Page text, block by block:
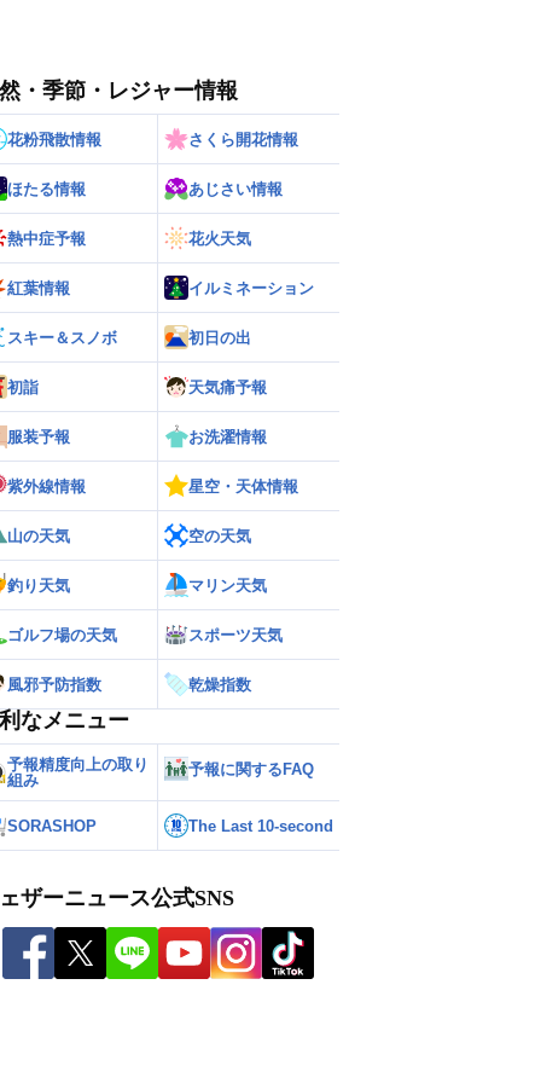
・季節・レジャー情報
花粉飛散情報 さくら開花情報
ほたる情報 あじさい情報
熱中症予報 花火天気
紅葉情報 イルミネーション
スキー＆スノボ 初日の出
初詣 天気痛予報
服装予報 お洗濯情報
紫外線情報 星空・天体情報
山の天気 空の天気
釣り天気 マリン天気
ゴルフ場の天気 スポーツ天気
風邪予防指数 乾燥指数
なメニュー
予報精度向上の取り
組み
予報に関するFAQ
SORASHOP The Last 10-second
ザーニュース公式SNS